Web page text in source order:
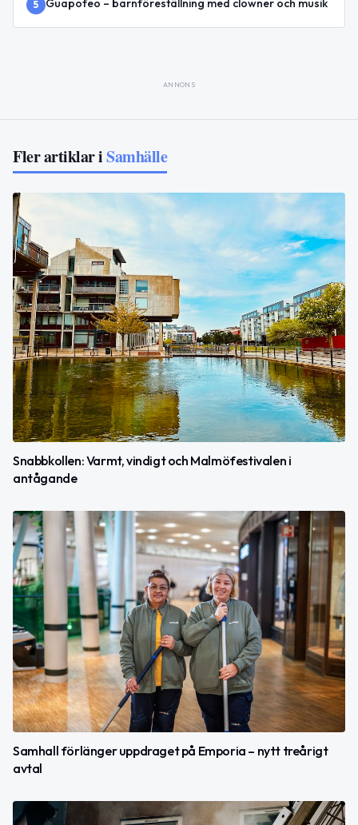
5 Guapofeo – barnföreställning med clowner och musik
ANNONS
Fler artiklar iSamhälle
Snabbkollen: Varmt, vindigt och Malmöfestivalen i
antågande
Samhall förlänger uppdraget på Emporia – nytt treårigt
avtal